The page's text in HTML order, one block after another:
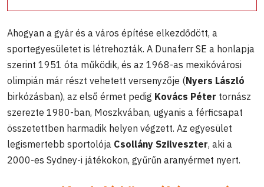
Ahogyan a gyár és a város építése elkezdődött, a
sportegyesületet is létrehozták. A Dunaferr SE a honlapja
szerint 1951 óta működik, és az 1968-as mexikóvárosi
olimpián már részt vehetett versenyzője (Nyers László
birkózásban), az első érmet pedig Kovács Péter tornász
szerezte 1980-ban, Moszkvában, ugyanis a férficsapat
összetettben harmadik helyen végzett. Az egyesület
legismertebb sportolója Csollány Szilveszter, aki a
2000-es Sydney-i játékokon, gyűrűn aranyérmet nyert.